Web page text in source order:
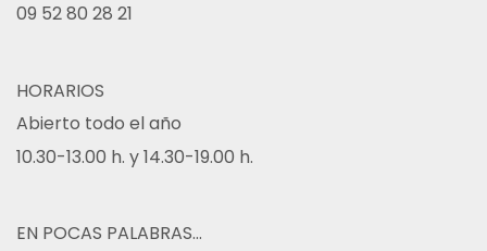
09 52 80 28 21
HORARIOS
Abierto todo el año
10.30-13.00 h. y 14.30-19.00 h.
EN POCAS PALABRAS...